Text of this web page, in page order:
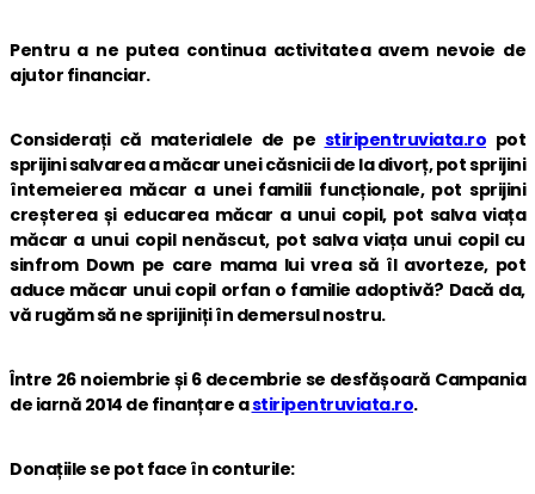
Pentru a ne putea continua activitatea avem nevoie de
ajutor financiar.
Considerați că materialele de pe stiripentruviata.ro pot
sprijini salvarea a măcar unei căsnicii de la divorț, pot sprijini
întemeierea măcar a unei familii funcționale, pot sprijini
creșterea și educarea măcar a unui copil, pot salva viața
măcar a unui copil nenăscut, pot salva viața unui copil cu
sinfrom Down pe care mama lui vrea să îl avorteze, pot
aduce măcar unui copil orfan o familie adoptivă? Dacă da,
vă rugăm să ne sprijiniți în demersul nostru.
Între 26 noiembrie și 6 decembrie se desfășoară Campania
de iarnă 2014 de finanțare astiripentruviata.ro.
Donațiile se pot face în conturile: